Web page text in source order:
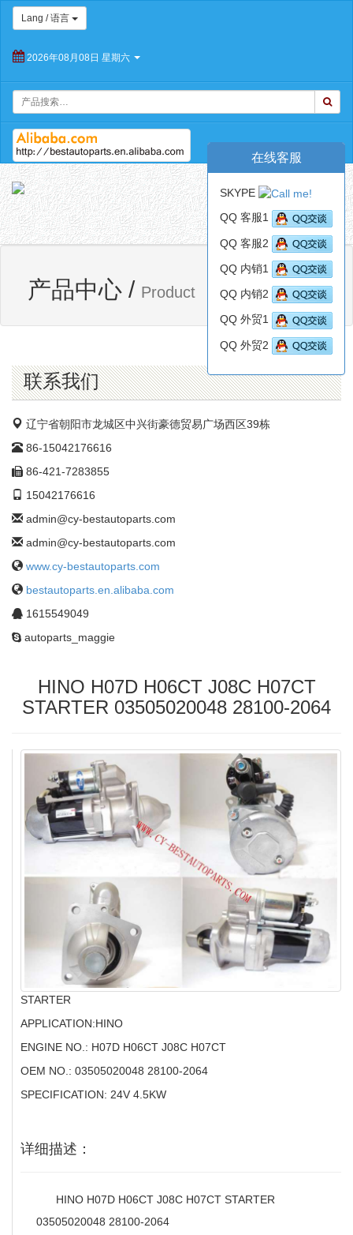
Lang / 语言
2026年08月08日 星期六
朝
阳
百
思
特
车
配
有
司
产品中心 / Product
网站首页 产品中心
联系我们
辽宁省朝阳市龙城区中兴街豪德贸易广场西区39栋
86-15042176616
86-421-7283855
15042176616
admin@cy-bestautoparts.com
admin@cy-bestautoparts.com
www.cy-bestautoparts.com
bestautoparts.en.alibaba.com
1615549049
autoparts_maggie
HINO H07D H06CT J08C H07CT
STARTER 03505020048 28100-2064
STARTER
APPLICATION:HINO
ENGINE NO.: H07D H06CT J08C H07CT
OEM NO.: 03505020048 28100-2064
SPECIFICATION: 24V 4.5KW
详细描述：
HINO H07D H06CT J08C H07CT STARTER
03505020048 28100-2064
在线客服
SKYPE
QQ 客服1
QQ 客服2
QQ 内销1
QQ 内销2
QQ 外贸1
QQ 外贸2